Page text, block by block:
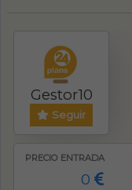
Gestor10
Seguir
PRECIO ENTRADA
0